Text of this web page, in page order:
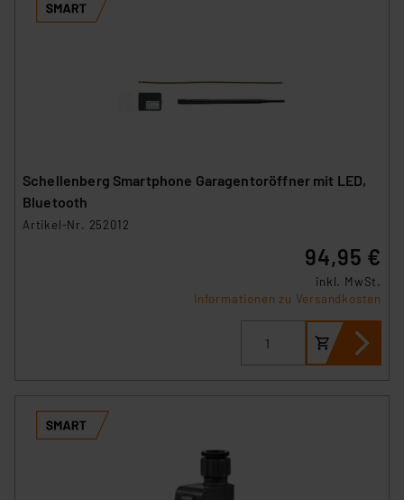
Schellenberg Smartphone Garagentoröffner mit LED,
Bluetooth
Artikel-Nr. 252012
94,95 €
inkl. MwSt.
Informationen zu Versandkosten